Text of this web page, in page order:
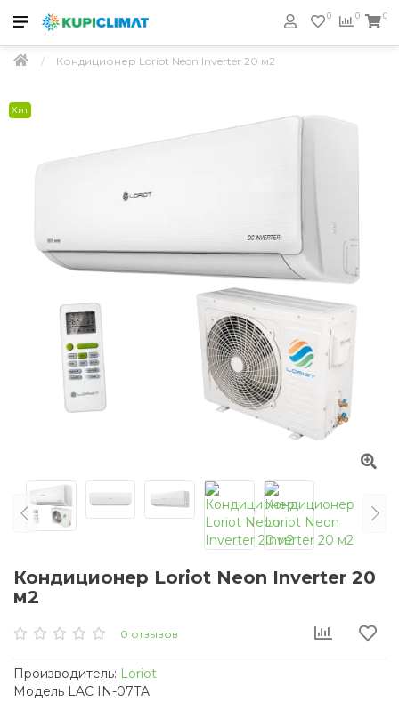
0
0 0
Кондиционер Loriot Neon Inverter 20 м2
Хит
Кондиционер Loriot Neon Inverter 20
м2
0 отзывов
Производитель: Loriot
Модель LAC IN-07TA